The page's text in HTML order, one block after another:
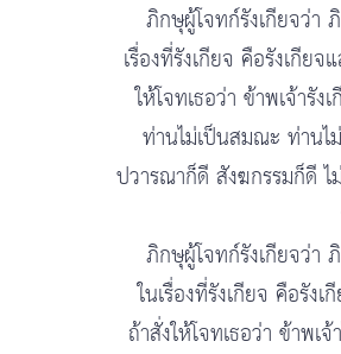
ภิกษุผู้โจทก์รังเกียจว่า
เรื่องที่รังเกียจ คือรังเกีย
ให้โจทเธอว่า ข้าพเจ้ารั
ท่านไม่เป็นสมณะ ท่านไ
ปวารณาก็ดี สังฆกรรมก็ดี
ภิกษุผู้โจทก์รังเกียจว่า
ในเรื่องที่รังเกียจ คือรัง
ถ้าสั่งให้โจทเธอว่า ข้าพเ